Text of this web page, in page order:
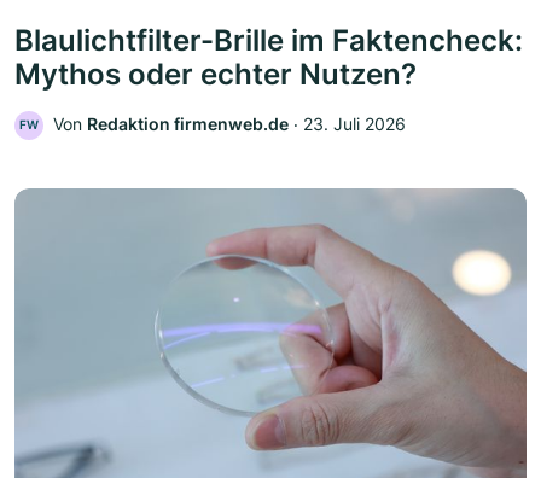
Blaulichtfilter-Brille im Faktencheck:
Mythos oder echter Nutzen?
FW Von Redaktion firmenweb.de ‧ 23. Juli 2026